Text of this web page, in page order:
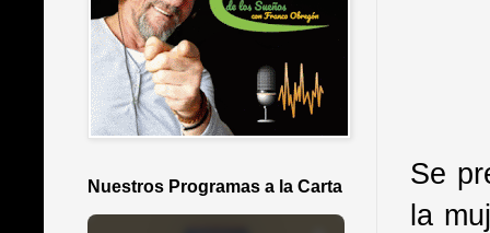
Se
la
Nuestros Programas a la Carta